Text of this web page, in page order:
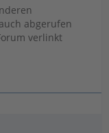
abgerufen
verlinkt